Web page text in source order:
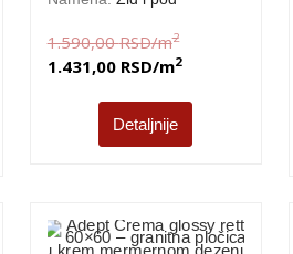
1.590,00RSD/m2
1.431,00 RSD/m2
Detaljnije